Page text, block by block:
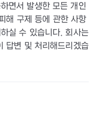
면서 발생한 모든 개인
해 구제 등에 관한 사항
실 수 있습니다. 회사는
답변 및 처리해드리겠습